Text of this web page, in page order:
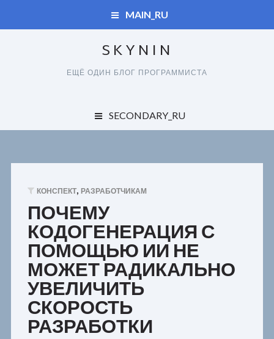
MAIN_RU
SKYNIN
ЕЩЁ ОДИН БЛОГ ПРОГРАММИСТА
SECONDARY_RU
РАЗРАБОТЧИКАМ
КОНСПЕКТ,РАЗРАБОТЧИКАМ
ПОЧЕМУ
КОДОГЕНЕРАЦИЯ С
ПОМОЩЬЮ ИИ НЕ
МОЖЕТ РАДИКАЛЬНО
УВЕЛИЧИТЬ
СКОРОСТЬ
РАЗРАБОТКИ